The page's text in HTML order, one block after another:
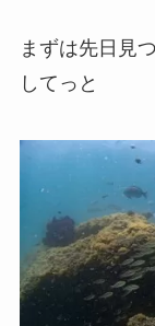
まずは先日見
してっと